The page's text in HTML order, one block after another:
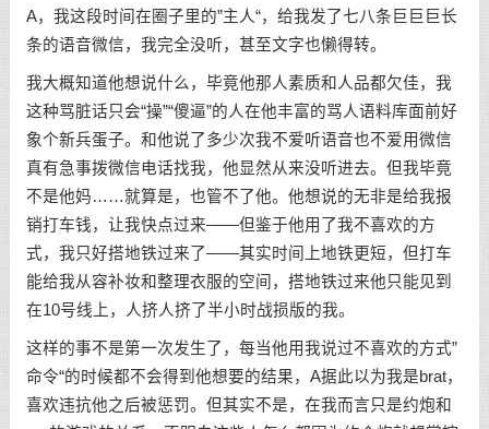
A，我这段时间在圈子里的”主人“，给我发了七八条巨巨巨长
条的语音微信，我完全没听，甚至文字也懒得转。
我大概知道他想说什么，毕竟他那人素质和人品都欠佳，我
这种骂脏话只会“操”“傻逼”的人在他丰富的骂人语料库面前好
象个新兵蛋子。和他说了多少次我不爱听语音也不爱用微信
真有急事拨微信电话找我，他显然从来没听进去。但我毕竟
不是他妈……就算是，也管不了他。他想说的无非是给我报
销打车钱，让我快点过来——但鉴于他用了我不喜欢的方
式，我只好搭地铁过来了——其实时间上地铁更短，但打车
能给我从容补妆和整理衣服的空间，搭地铁过来他只能见到
在10号线上，人挤人挤了半小时战损版的我。
这样的事不是第一次发生了，每当他用我说过不喜欢的方式”
命令“的时候都不会得到他想要的结果，A据此以为我是brat，
喜欢违抗他之后被惩罚。但其实不是，在我而言只是约炮和